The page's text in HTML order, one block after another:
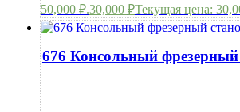
50,000 ₽.30,000 ₽Текущая цена:
676 Консольный фрезерный